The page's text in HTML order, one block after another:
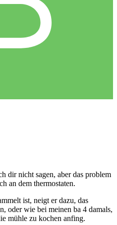
dir nicht sagen, aber das problem
an dem thermostaten.
ist, neigt er dazu, das
oder wie bei meinen ba 4 damals,
mühle zu kochen anfing.